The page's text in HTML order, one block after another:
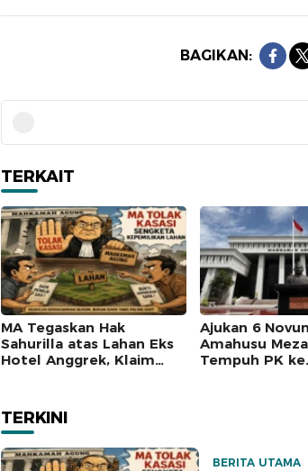
BAGIKAN:
TERKAIT
MA Tegaskan Hak
Sahurilla atas Lahan Eks
Hotel Anggrek, Klaim
Ajukan 6
Amahusu
Tempuh PK ke
TERKINI
BERITA UTAMA